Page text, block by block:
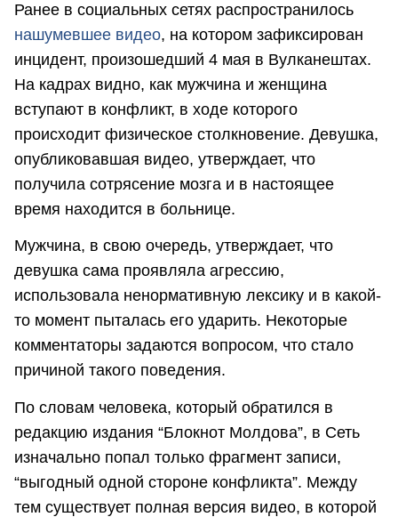
Ранее в социальных сетях распространилось
нашумевшее видео, на котором зафиксирован
инцидент, произошедший 4 мая в Вулканештах.
На кадрах видно, как мужчина и женщина
вступают в конфликт, в ходе которого
происходит физическое столкновение. Девушка,
опубликовавшая видео, утверждает, что
получила сотрясение мозга и в настоящее
время находится в больнице.
Мужчина, в свою очередь, утверждает, что
девушка сама проявляла агрессию,
использовала ненормативную лексику и в какой-
то момент пыталась его ударить. Некоторые
комментаторы задаются вопросом, что стало
причиной такого поведения.
По словам человека, который обратился в
редакцию издания “Блокнот Молдова”, в Сеть
изначально попал только фрагмент записи,
“выгодный одной стороне конфликта”. Между
тем существует полная версия видео, в которой